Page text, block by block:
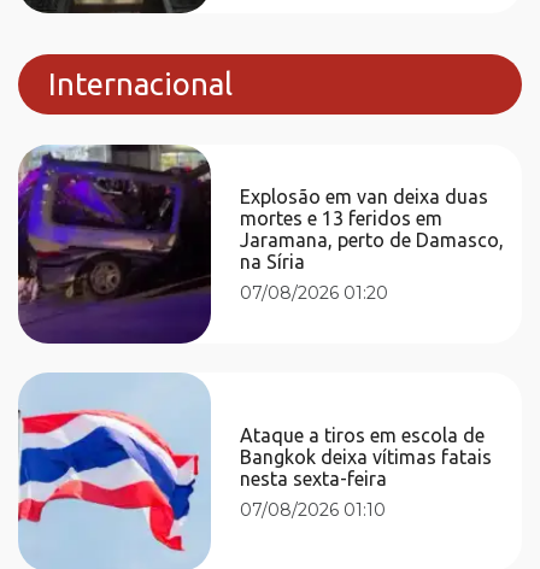
Internacional
Explosão em van deixa duas
mortes e 13 feridos em
Jaramana, perto de Damasco,
na Síria
07/08/2026 01:20
Ataque a tiros em escola de
Bangkok deixa vítimas fatais
nesta sexta-feira
07/08/2026 01:10